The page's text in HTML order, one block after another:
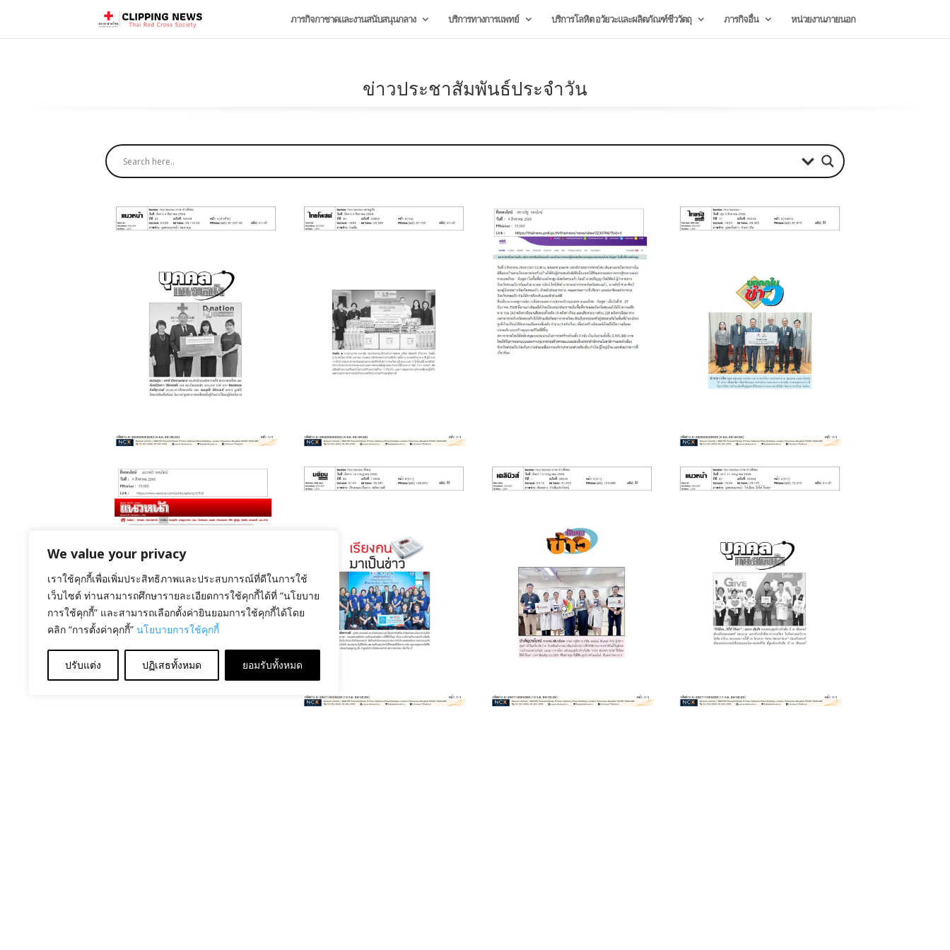
We value your privacy
เราใช้คุกกี้เพื่อเพิ่มประสิทธิภาพและประสบการณ์ที่ดีในการใช้
เว็บไซต์ ท่านสามารถศึกษารายละเอียดการใช้คุกกี้ได้ที่ “นโยบาย
การใช้คุกกี้” และสามารถเลือกตั้งค่ายินยอมการใช้คุกกี้ได้โดย
คลิก “การตั้งค่าคุกกี้” นโยบายการใช้คุกกี้
ปรับแต่ง ปฏิเสธทั้งหมด ยอมรับทั้งหมด
ภารกิจกาชาดและงานสนับสนุนกลาง บริการทางการแพทย์ บริการโลหิต อวัยวะและผลิตภัณฑ์ชีววัตถุ ภารกิจอื่น หน่วยงานภายนอก
ข่าวประชาสัมพันธ์ประจำวัน
August 6, 2026
รับมอบเงิน
ลงนาม MOU ด้าน
การบรรเทา
สาธารณภัย
August 6, 2026
พิธีมอบบ้านให้กับผู้
ประสบภัยพิบัติ
August 6, 2026
มอบเงิน
August 6, 2026
ถวายเงินรายได้บำรุง
สภากาชาดไทย
July 20, 2026
วันประกันชีวิตแห่ง
ชาติ ครั้งที่ 25 ประจำ
ปี 2569
July 20, 2026
บริจาคโลหิต “GIVE
BLOOD NOW ให้
เลือด ให้ได้ ให้เลย”
July 20, 2026
โครงการ “Give
Blood Now”